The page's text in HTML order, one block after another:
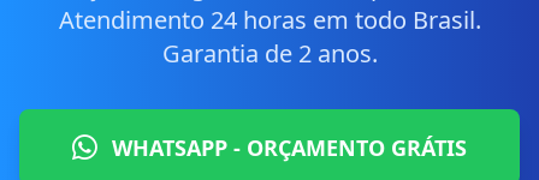
Atendimento 24 horas em todo Brasil.
Garantia de 2 anos.
WHATSAPP - ORÇAMENTO GRÁTIS